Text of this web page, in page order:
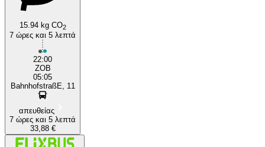
15.94 kg CO2
7 ώρες και 5 λεπτά
22:00
ZOB
05:05
BahnhofstraßE, 11
απευθείας
7 ώρες και 5 λεπτά
33,88 €